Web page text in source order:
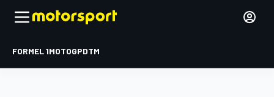
FORMEL 1MOTOGPDTM